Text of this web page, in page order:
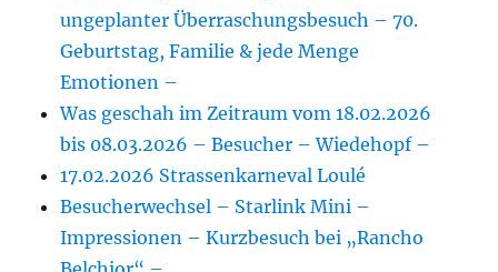
ungeplanter Überraschungsbesuch – 70.
Geburtstag, Familie & jede Menge
Emotionen –
Was geschah im Zeitraum vom 18.02.2026
bis 08.03.2026 – Besucher – Wiedehopf –
17.02.2026 Strassenkarneval Loulé
Besucherwechsel – Starlink Mini –
Impressionen – Kurzbesuch bei „Rancho